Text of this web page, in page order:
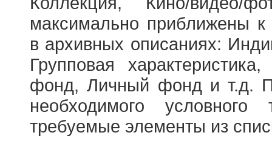
максимально приближены
в архивных описаниях:
Групповая
фонд, Личный фонд и т.д.
необходимого
требуемые элементы из